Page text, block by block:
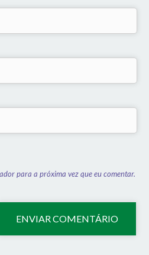
para a próxima vez que eu comentar.